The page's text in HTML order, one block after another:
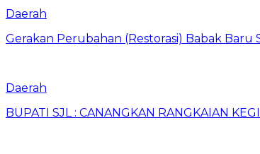
Daerah
Gerakan Perubahan (Restorasi) Babak
Daerah
BUPATI SJL : CANANGKAN RANGKAIAN